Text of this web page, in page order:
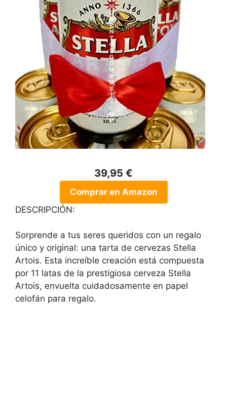
39,95 €
Comprar en Amazon
DESCRIPCIÓN:
Sorprende a tus seres queridos con un regalo
único y original: una tarta de cervezas Stella
Artois. Esta increíble creación está compuesta
por 11 latas de la prestigiosa cerveza Stella
Artois, envuelta cuidadosamente en papel
celofán para regalo.